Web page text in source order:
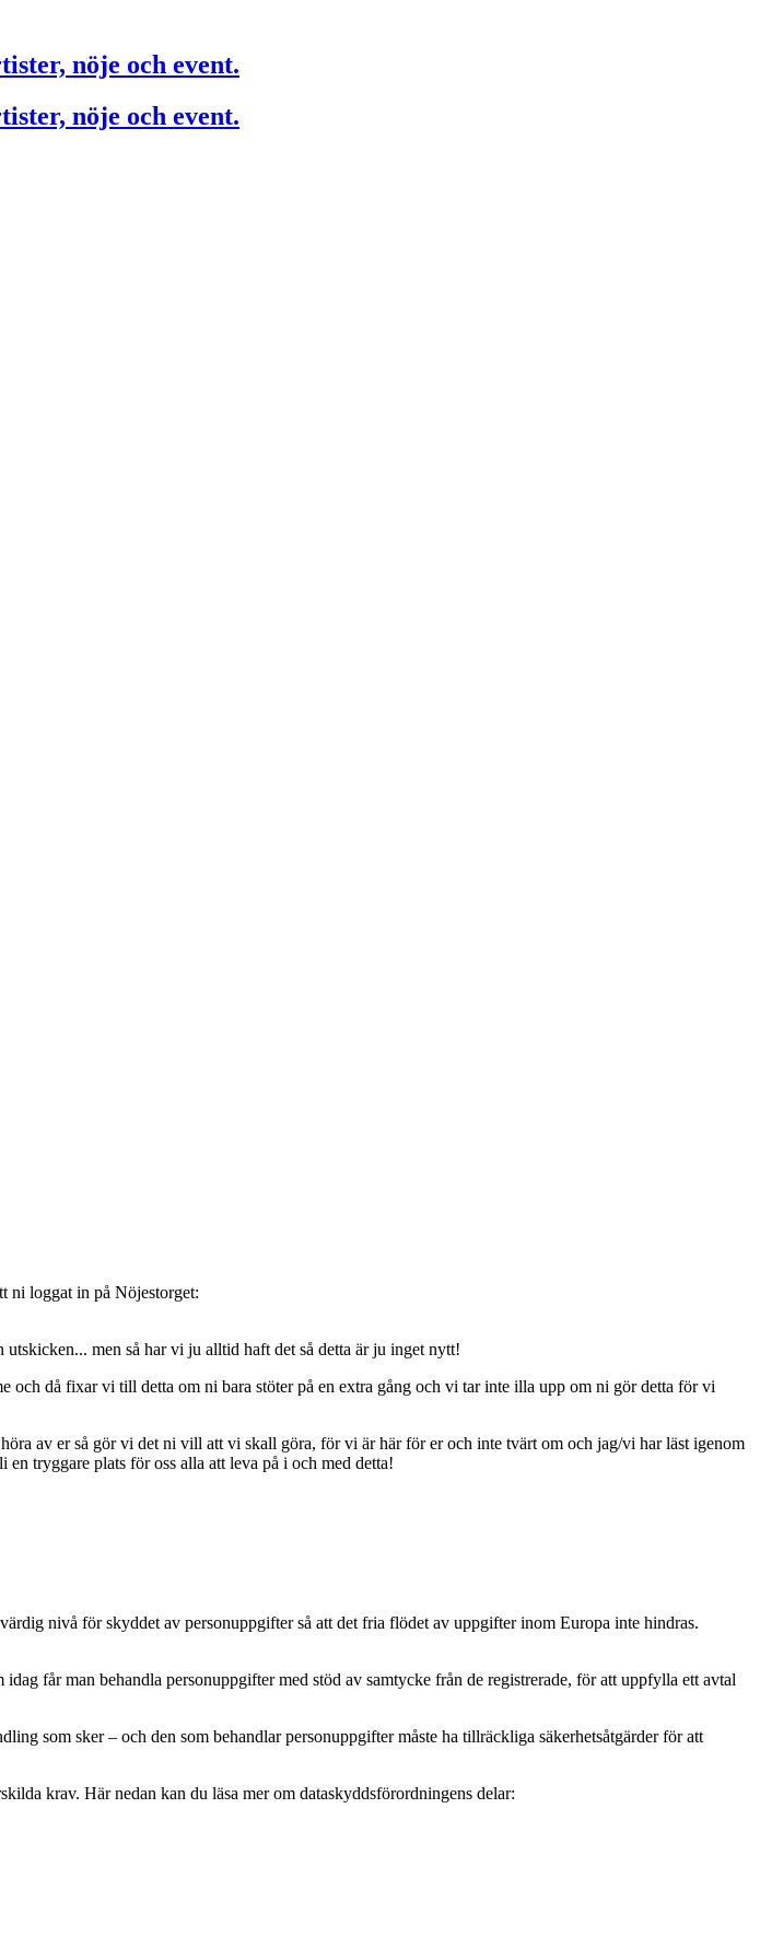
nöje och event.
nöje och event.
ni loggat in på Nöjestorget:
men så har vi ju alltid haft det så detta är ju inget nytt!
då fixar vi till detta om ni bara stöter på en extra gång och vi tar inte illa upp om ni gör detta för vi
av er så gör vi det ni vill att vi skall göra, för vi är här för er och inte tvärt om och jag/vi har läst igenom
tryggare plats för oss alla att leva på i och med detta!
nivå för skyddet av personuppgifter så att det fria flödet av uppgifter inom Europa inte hindras.
får man behandla personuppgifter med stöd av samtycke från de registrerade, för att uppfylla ett avtal
som sker – och den som behandlar personuppgifter måste ha tillräckliga säkerhetsåtgärder för att
krav. Här nedan kan du läsa mer om dataskyddsförordningens delar: